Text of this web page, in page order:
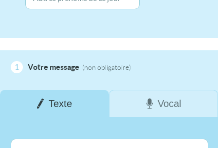
1 Votre message (non obligatoire)
Texte Vocal